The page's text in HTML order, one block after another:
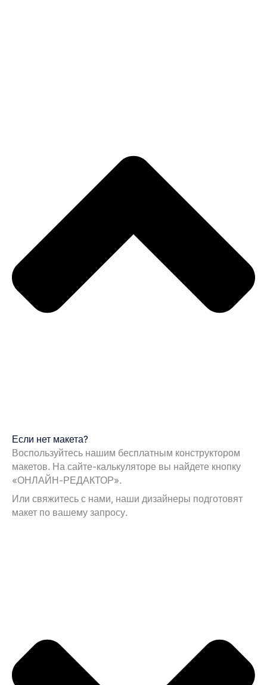
Если нет макета?
Воспользуйтесь нашим бесплатным конструктором
макетов. На сайте-калькуляторе вы найдете кнопку
«ОНЛАЙН-РЕДАКТОР».
Или свяжитесь с нами, наши дизайнеры подготовят
макет по вашему запросу.